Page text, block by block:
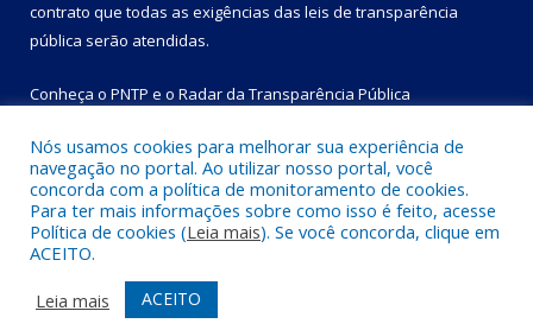
contrato que todas as exigências das leis de transparência
pública serão atendidas.
Conheça o PNTP e o Radar da Transparência Pública
Todos os direitos reservados a Prefeitura Municipal de Bom
Jesus do Tocantins.
Mapa do Site
Acessar Área Administrativa
Acessar Webmail
Nós usamos cookies para melhorar sua experiência de
navegação no portal. Ao utilizar nosso portal, você
concorda com a política de monitoramento de cookies.
Para ter mais informações sobre como isso é feito, acesse
Política de cookies (Leia mais). Se você concorda, clique em
ACEITO.
Leia mais
ACEITO